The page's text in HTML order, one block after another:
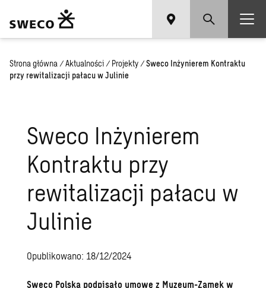
Strona główna / Aktualności / Projekty / Sweco Inżynierem Kontraktu
przy rewitalizacji pałacu w Julinie
Sweco Inżynierem
Kontraktu przy
rewitalizacji pałacu w
Julinie
Opublikowano: 18/12/2024
Sweco Polska podpisało umowę z Muzeum-Zamek w